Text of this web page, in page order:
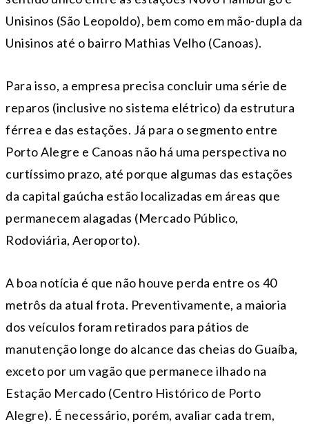
Unisinos (São Leopoldo), bem como em mão-dupla da
Unisinos até o bairro Mathias Velho (Canoas).
Para isso, a empresa precisa concluir uma série de
reparos (inclusive no sistema elétrico) da estrutura
férrea e das estações. Já para o segmento entre
Porto Alegre e Canoas não há uma perspectiva no
curtíssimo prazo, até porque algumas das estações
da capital gaúcha estão localizadas em áreas que
permanecem alagadas (Mercado Público,
Rodoviária, Aeroporto).
A boa notícia é que não houve perda entre os 40
metrôs da atual frota. Preventivamente, a maioria
dos veículos foram retirados para pátios de
manutenção longe do alcance das cheias do Guaíba,
exceto por um vagão que permanece ilhado na
Estação Mercado (Centro Histórico de Porto
Alegre). É necessário, porém, avaliar cada trem,